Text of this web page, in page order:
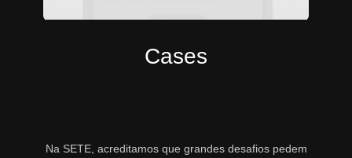
Cases
Na SETE, acreditamos que grandes desafios pedem